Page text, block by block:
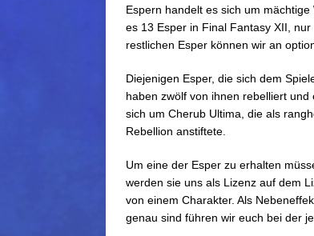
Espern handelt es sich um
es 13 Esper in Final Fantasy XII,
restlichen Esper können wir an
Diejenigen Esper, die sich dem
haben zwölf von ihnen rebelliert
sich um Cherub Ultima, die als
Rebellion anstiftete.
Um eine der Esper zu erhalten
werden sie uns als Lizenz auf dem
von einem Charakter. Als
genau sind führen wir euch bei der